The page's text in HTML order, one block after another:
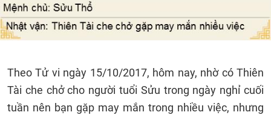
Theo Tử vi ngày 15/10/2017, hôm nay, nhờ có Thiên
Tài che chở cho người tuổi Sửu trong ngày nghỉ cuối
tuần nên bạn gặp may mắn trong nhiều việc, nhưng